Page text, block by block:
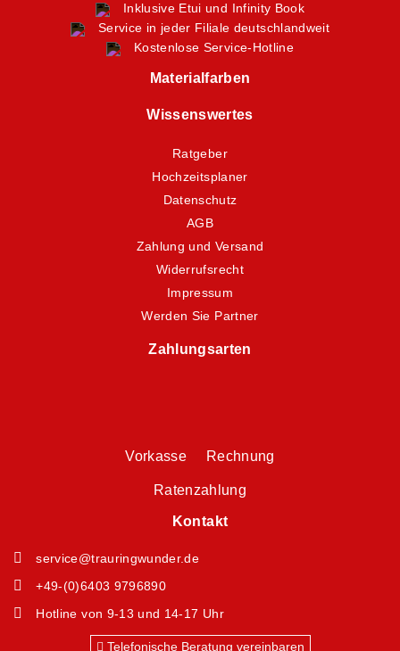
Inklusive Etui und Infinity Book
Service in jeder Filiale deutschlandweit
Kostenlose Service-Hotline
Materialfarben
Wissenswertes
Ratgeber
Hochzeitsplaner
Datenschutz
AGB
Zahlung und Versand
Widerrufsrecht
Impressum
Werden Sie Partner
Zahlungsarten
Vorkasse Rechnung
Ratenzahlung
Kontakt
service@trauringwunder.de
+49-(0)6403 9796890
Hotline von 9-13 und 14-17 Uhr
Telefonische Beratung vereinbaren